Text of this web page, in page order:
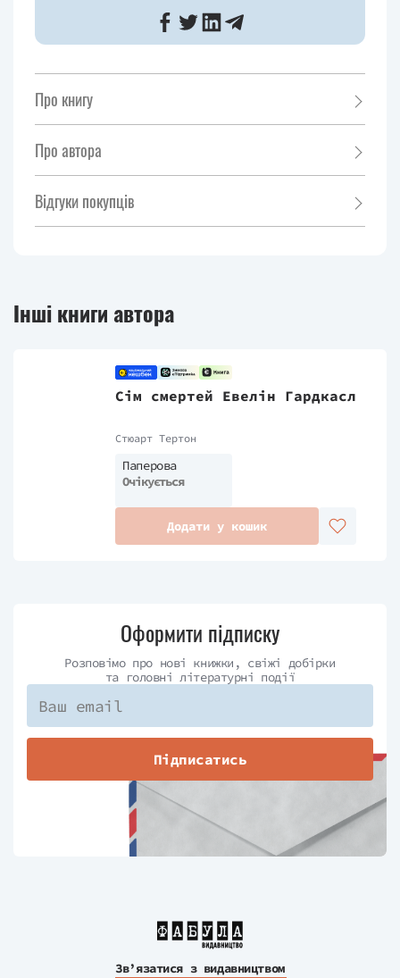
Про книгу
Про автора
Відгуки покупців
Інші книги автора
Сім смертей Евелін Гардкасл
Стюарт Тертон
Паперова
Очікується
Додати у кошик
Оформити підписку
Розповімо про нові книжки, свіжі добірки
та головні літературні події
Підписатись
Зв’язатися з видавництвом